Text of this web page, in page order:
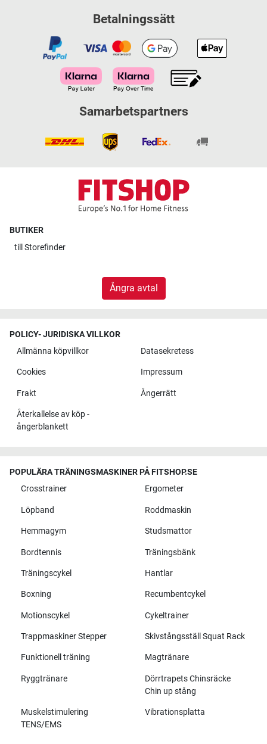
Betalningssätt
Samarbetspartners
BUTIKER
till Storefinder
Ångra avtal
POLICY- JURIDISKA VILLKOR
Allmänna köpvillkor
Datasekretess
Cookies Impressum
Frakt Ångerrätt
Återkallelse av köp -
ångerblankett
POPULÄRA TRÄNINGSMASKINER PÅ FITSHOP.SE
Crosstrainer
Ergometer
Löpband Roddmaskin
Hemmagym Studsmattor
Bordtennis Träningsbänk
Träningscykel Hantlar
Boxning Recumbentcykel
Motionscykel Cykeltrainer
Trappmaskiner Stepper Skivstångsställ Squat Rack
Funktionell träning Magtränare
Ryggtränare
Dörrtrapets Chinsräcke
Chin up stång
Muskelstimulering
TENS/EMS
Vibrationsplatta